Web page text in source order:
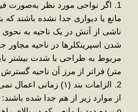
1.
اگر نواحی مورد نظر به‌صورت
مانع یا دیواری جدا نشده باشند که
ناشی از آتش در یک ناحیه به نحوی
شدن اسپرینکلرها در ناحیه مجاور
مربوط به طراحی با شدت بیشتر
متر) فراتر از مرز آن ناحیه گسترش
2.
الزامات بند (۱)
زمانی اعمال
از موارد زیر از هم جدا شده باشند: